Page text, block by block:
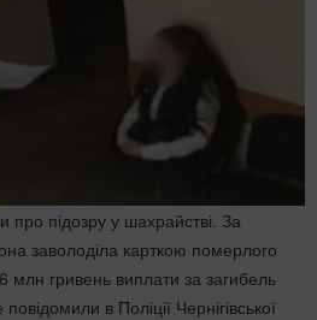
про підозру у шахрайстві. За
заволоділа карткою померлого
млн гривень виплати за загибель
в Поліції Чернігівської